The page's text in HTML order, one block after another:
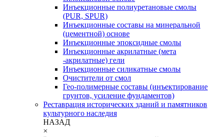
Инъекционные полиуретановые смолы
(PUR, SPUR)
Инъекционные составы на минеральной
(цементной) основе
Инъекционные эпоксидные смолы
Инъекционные акрилатные (мета
-акрилатные) гели
Инъекционные силикатные смолы
Очистители от смол
Гео-полимерные составы (инъектирование
грунтов, усиление фундаментов)
Реставрация исторических зданий и памятников
культурного наследия
НАЗАД
×